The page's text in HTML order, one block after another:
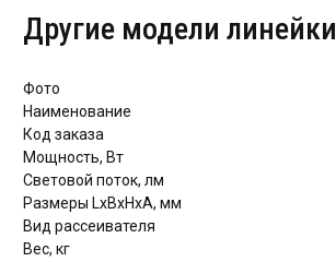
Другие модели линейки
Фото
Наименование
Код заказа
Мощность, Вт
Световой поток, лм
Размеры LxBxHхА, мм
Вид рассеивателя
Вес, кг